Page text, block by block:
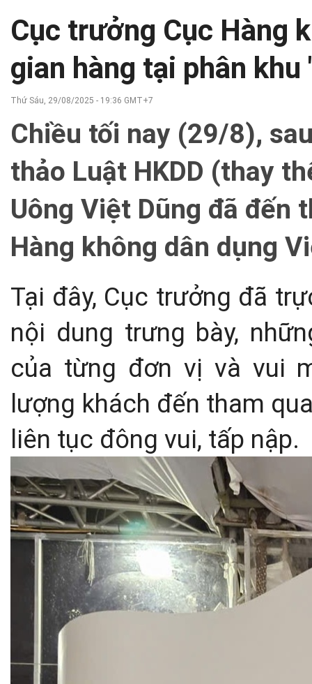
Cục trưởng Cục Hàng
gian hàng tại phân
Thứ Sáu, 29/08/2025 - 19:36 GMT+7
Chiều tối nay (29/8),
thảo Luật HKDD (thay
Uông Việt Dũng đã đến
Hàng không dân dụng
Tại đây, Cục trưởng đã
nội dung trưng bày,
của từng đơn vị và vui
lượng khách đến tham
liên tục đông vui, tấp nập.